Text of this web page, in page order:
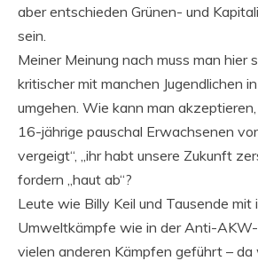
aber entschieden Grünen- und
sein.
Meiner Meinung nach muss man hier
kritischer mit manchen Jugendlichen
umgehen. Wie kann man
16-jährige pauschal Erwachsenen
vergeigt“, „ihr habt unsere Zukunft
fordern „haut ab“?
Leute wie Billy Keil und Tausende mit
Umweltkämpfe wie in der Anti-
vielen anderen Kämpfen geführt – da